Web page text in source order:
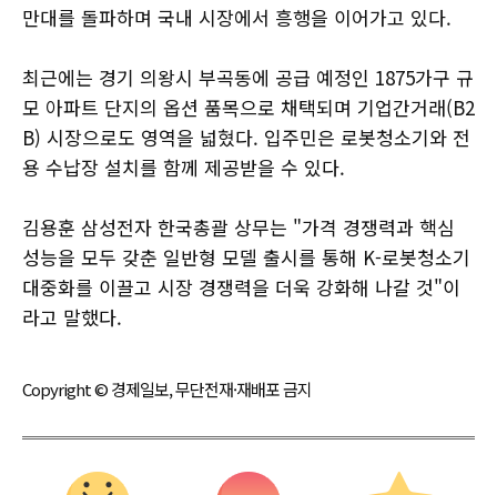
만대를 돌파하며 국내 시장에서 흥행을 이어가고 있다.
최근에는 경기 의왕시 부곡동에 공급 예정인 1875가구 규
모 아파트 단지의 옵션 품목으로 채택되며 기업간거래(B2
B) 시장으로도 영역을 넓혔다. 입주민은 로봇청소기와 전
용 수납장 설치를 함께 제공받을 수 있다.
김용훈 삼성전자 한국총괄 상무는 "가격 경쟁력과 핵심
성능을 모두 갖춘 일반형 모델 출시를 통해 K-로봇청소기
대중화를 이끌고 시장 경쟁력을 더욱 강화해 나갈 것"이
라고 말했다.
Copyright © 경제일보, 무단전재·재배포 금지